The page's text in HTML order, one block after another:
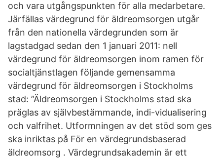
och vara utgångspunkten för alla medarbetare.
Järfällas värdegrund för äldreomsorgen utgår
från den nationella värdegrunden som är
lagstadgad sedan den 1 januari 2011: nell
värdegrund för äldreomsorgen inom ramen för
socialtjänstlagen följande gemensamma
värdegrund för äldreomsorgen i Stockholms
stad: ”Äldreomsorgen i Stockholms stad ska
präglas av självbestämmande, indi-vidualisering
och valfrihet. Utformningen av det stöd som ges
ska inriktas på För en värdegrundsbaserad
äldreomsorg . Värdegrundsakademin är ett